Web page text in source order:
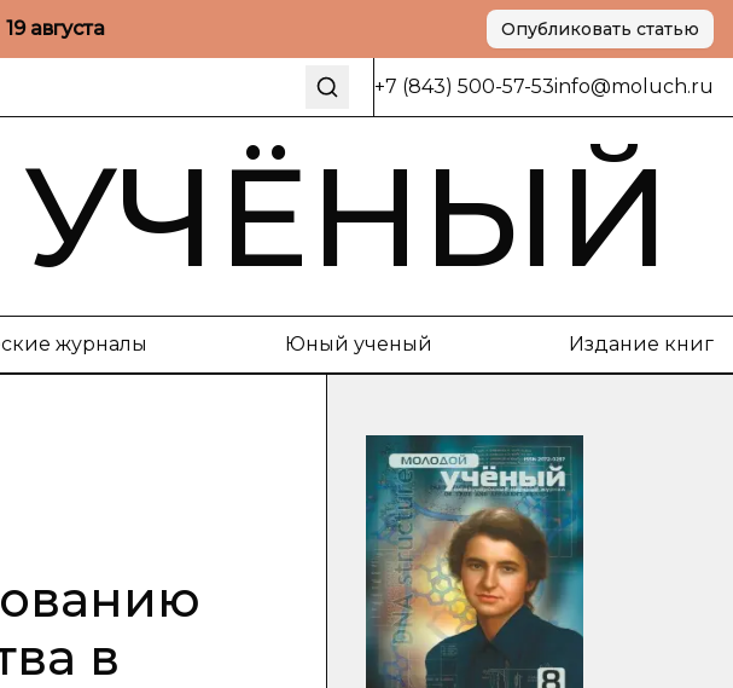
19 августа Опубликовать статью
+7 (843) 500-57-53info@moluch.ru
журналы Юный ученый Издание книг
в